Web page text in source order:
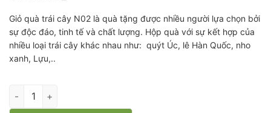
0
5
sao
Giỏ quà trái cây N02 là quà tặng được nhiều người lựa chọn bởi
sự độc đáo, tinh tế và chất lượng. Hộp quà với sự kết hợp của
nhiều loại trái cây khác nhau như: quýt Úc, lê Hàn Quốc, nho
xanh, Lựu,..
Giỏ quà trái cây N02 số lượng